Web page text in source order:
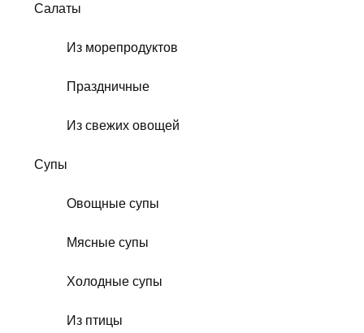
Салаты
Из морепродуктов
Праздничные
Из свежих овощей
Супы
Овощные супы
Мясные супы
Холодные супы
Из птицы